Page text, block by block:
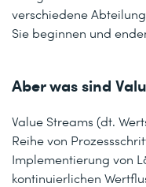
verschiedene
Sie beginnen und
Aber was sind
Value Streams (dt.
Reihe von
Implementierung von
kontinuierlichen